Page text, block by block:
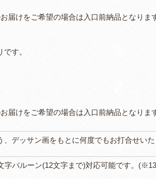
届けをご希望の場合は入口前納品となりま
す。
届けをご希望の場合は入口前納品となりま
、デッサン画をもとに何度でもお打合せい
字バルーン(12文字まで)対応可能です。